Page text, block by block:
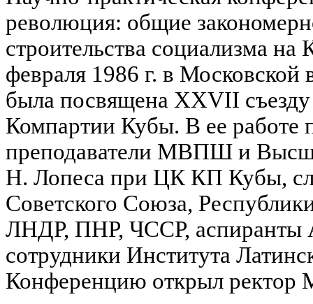
революция: общие
строительства социализма на
февраля 1986 г. в
была посвящена XXVII
Компартии Кубы. В ее работе
преподаватели МВПШ и
Н. Лопеса при ЦК КП Кубы,
Советского Союза,
ЛНДР, ПНР, ЧССР,
сотрудники Института
Конференцию открыл